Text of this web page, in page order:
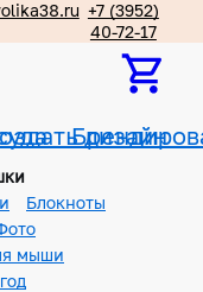
+7 (3952)
40-72-17
дизайн
Блокноты
мыши